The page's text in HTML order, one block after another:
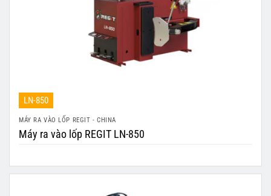
LN-850
MÁY RA VÀO LỐP REGIT - CHINA
Máy ra vào lốp REGIT LN-850